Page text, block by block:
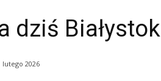
dziś Białystok
lutego 2026